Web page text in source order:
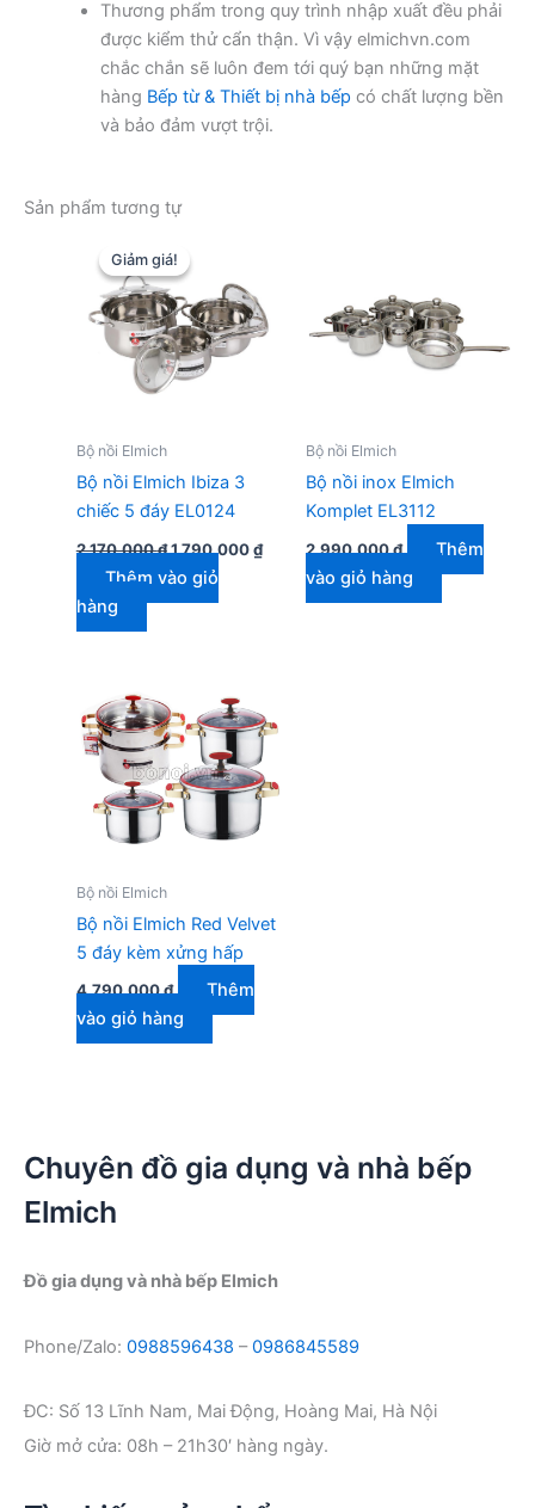
Thương phẩm trong quy trình nhập xuất đều phải
được kiểm thử cẩn thận. Vì vậy elmichvn.com
chắc chắn sẽ luôn đem tới quý bạn những mặt
hàng Bếp từ & Thiết bị nhà bếp có chất lượng bền
và bảo đảm vượt trội.
Sản phẩm tương tự
Giảm giá!
Giảm giá!
Bộ nồi Elmich
Bộ nồi Elmich Ibiza 3
chiếc 5 đáy EL0124
2.170.000₫ Giá
là:
2.170.000 ₫.
1.790.000₫Giá
hiện
Thêm vào giỏ
hàng
Bộ nồi Elmich
Bộ nồi inox Elmich
Komplet EL3112
2.990.000₫
Thêm
vào giỏ hàng
Bộ nồi Elmich
Bộ nồi Elmich Red Velvet
5 đáy kèm xửng hấp
4.790.000₫
Thêm
vào giỏ hàng
Chuyên đồ gia dụng và nhà bếp
Elmich
Đồ gia dụng và nhà bếp Elmich
Phone/Zalo: 0988596438 –0986845589
ĐC: Số 13 Lĩnh Nam, Mai Động, Hoàng Mai, Hà Nội
Giờ mở cửa: 08h – 21h30′ hàng ngày.